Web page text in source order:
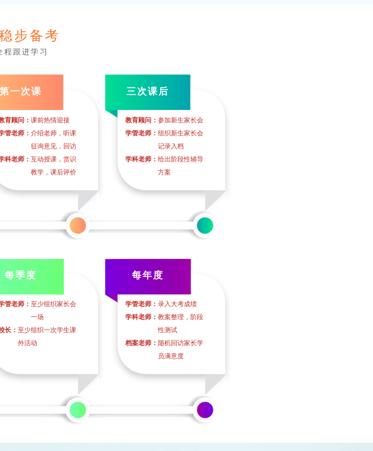
步备考
跟进学习
第一次课
育顾问：课前热情迎接
管老师：介绍老师，听课
征询意见，回访
科老师：互动授课，赏识
教学，课后评价
三次课后
教育顾问：参加新生家长会
学管老师：组织新生家长会
记录入档
学科老师：给出阶段性辅导
方案
每季度
管老师：至少组织家长会
一场
长：至少组织一次学生课
外活动
每年度
学管老师：录入大考成绩
学科老师：教案整理，阶段
性测试
档案老师： 随机回访家长学
员满意度